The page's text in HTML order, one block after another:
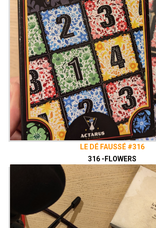
LE DÉ FAUSSÉ #316
316 -FLOWERS